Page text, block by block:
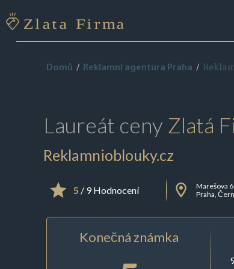
Domů Reklamní agentura Praha
Laureát ceny Zlatá
Reklamnioblouky.cz
5 / 9 Hodnocení
Marešova
Praha,
Konečná známka